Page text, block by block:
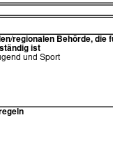
regionalen Behörde, die
ist
und Sport